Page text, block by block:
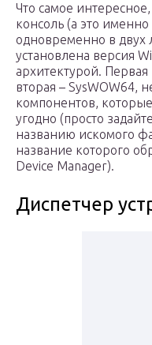
Что самое
консоль (а это
одновременно в двух
установлена версия
архитектурой. Первая
вторая – SysWOW64,
компонентов,
угодно (просто
названию искомого
название которого
Device Manager).
Диспетчер